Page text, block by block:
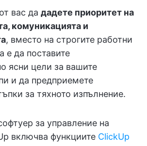
вас да дадете приоритет на
комуникацията и
, вместо на строгите работни
е да поставите
ясни цели за вашите
и да предприемете
за тяхното изпълнение.
за управление на
включва функциите ClickUp